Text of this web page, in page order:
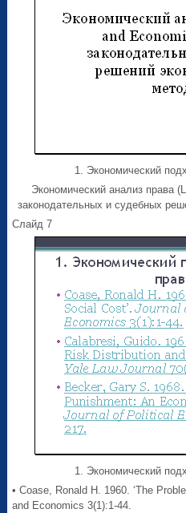
1. Экономический
Экономический анализ права
законодательных и судебных
Слайд 7
1. Экономический
• Coase, Ronald H. 1960. ‘The
and Economics 3(1):1-44.